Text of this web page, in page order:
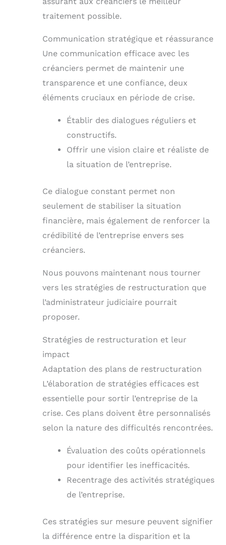
traitement possible.
Communication stratégique et réassurance
Une communication efficace avec les
créanciers permet de maintenir une
transparence et une confiance, deux
éléments cruciaux en période de crise.
Établir des dialogues réguliers et
constructifs.
Offrir une vision claire et réaliste de
la situation de l’entreprise.
Ce dialogue constant permet non
seulement de stabiliser la situation
financière, mais également de renforcer la
crédibilité de l’entreprise envers ses
créanciers.
Nous pouvons maintenant nous tourner
vers les stratégies de restructuration que
l’administrateur judiciaire pourrait
proposer.
Stratégies de restructuration et leur
impact
Adaptation des plans de restructuration
L’élaboration de stratégies efficaces est
essentielle pour sortir l’entreprise de la
crise. Ces plans doivent être personnalisés
selon la nature des difficultés rencontrées.
Évaluation des coûts opérationnels
pour identifier les inefficacités.
Recentrage des activités stratégiques
de l’entreprise.
Ces stratégies sur mesure peuvent signifier
la différence entre la disparition et la